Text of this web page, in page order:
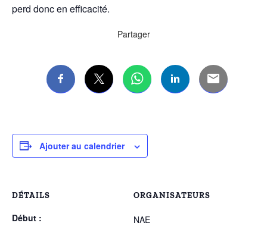
perd donc en efficacité.
Partager
Ajouter au calendrier
DÉTAILS
Début :
ORGANISATEURS
NAE